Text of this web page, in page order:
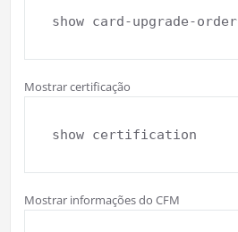
show card-upgrade-order
Mostrar certificação
show certification
Mostrar informações do CFM